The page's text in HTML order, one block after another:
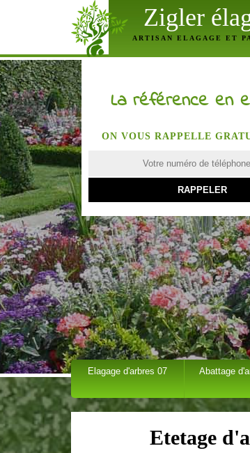
Zigler
ARTISAN ELAGAGE ET
La référence en
ON VOUS RAPPELLE
Elagage d'arbres 07 Abattage
Etetage